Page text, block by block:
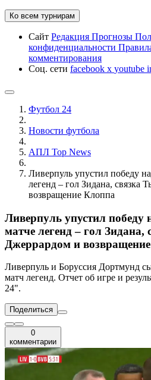
Ко всем турнирам
Сайт Редакция Прогнозы
конфиденциальности
комментирования
Соц. сети facebook x youtube
Футбол 24
Новости футбола
АПЛ Top News
Ливерпуль упустил победу
легенд – гол Зидана, связка
возвращение Клоппа
Ливерпуль упустил победу
матче легенд – гол Зидана,
Джеррардом и
Ливерпуль и Боруссия Дортмунд
матч легенд. Отчет об игре и
24".
Поделиться
0
комментарии